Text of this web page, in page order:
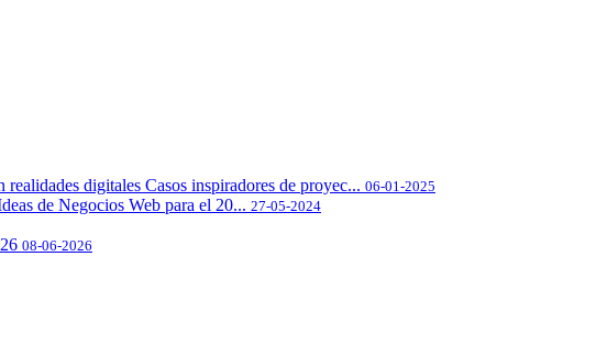
realidades digitales Casos inspiradores de proyec... 06-01-2025
de Negocios Web para el 20... 27-05-2024
08-06-2026